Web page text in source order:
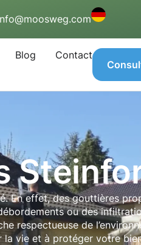
Blog
Contact
En effet, des gouttières
ou des
respectueuse de
la vie et à protéger votre